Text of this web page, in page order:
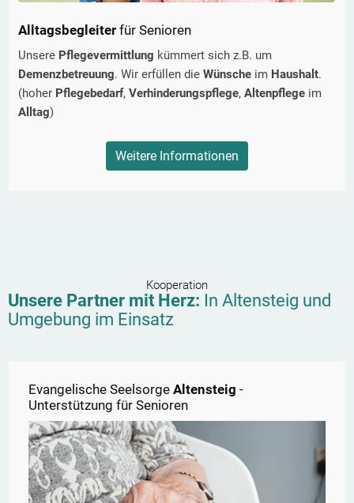
Alltagsbegleiter für Senioren
Unsere Pflegevermittlung kümmert sich z.B. um
Demenzbetreuung. Wir erfüllen die Wünsche im Haushalt.
(hoher Pflegebedarf, Verhinderungspflege, Altenpflege im
Alltag)
Weitere Informationen
Kooperation
Unsere Partner mit Herz: In Altensteig und
Umgebung im Einsatz
Evangelische Seelsorge Altensteig -
Unterstützung für Senioren